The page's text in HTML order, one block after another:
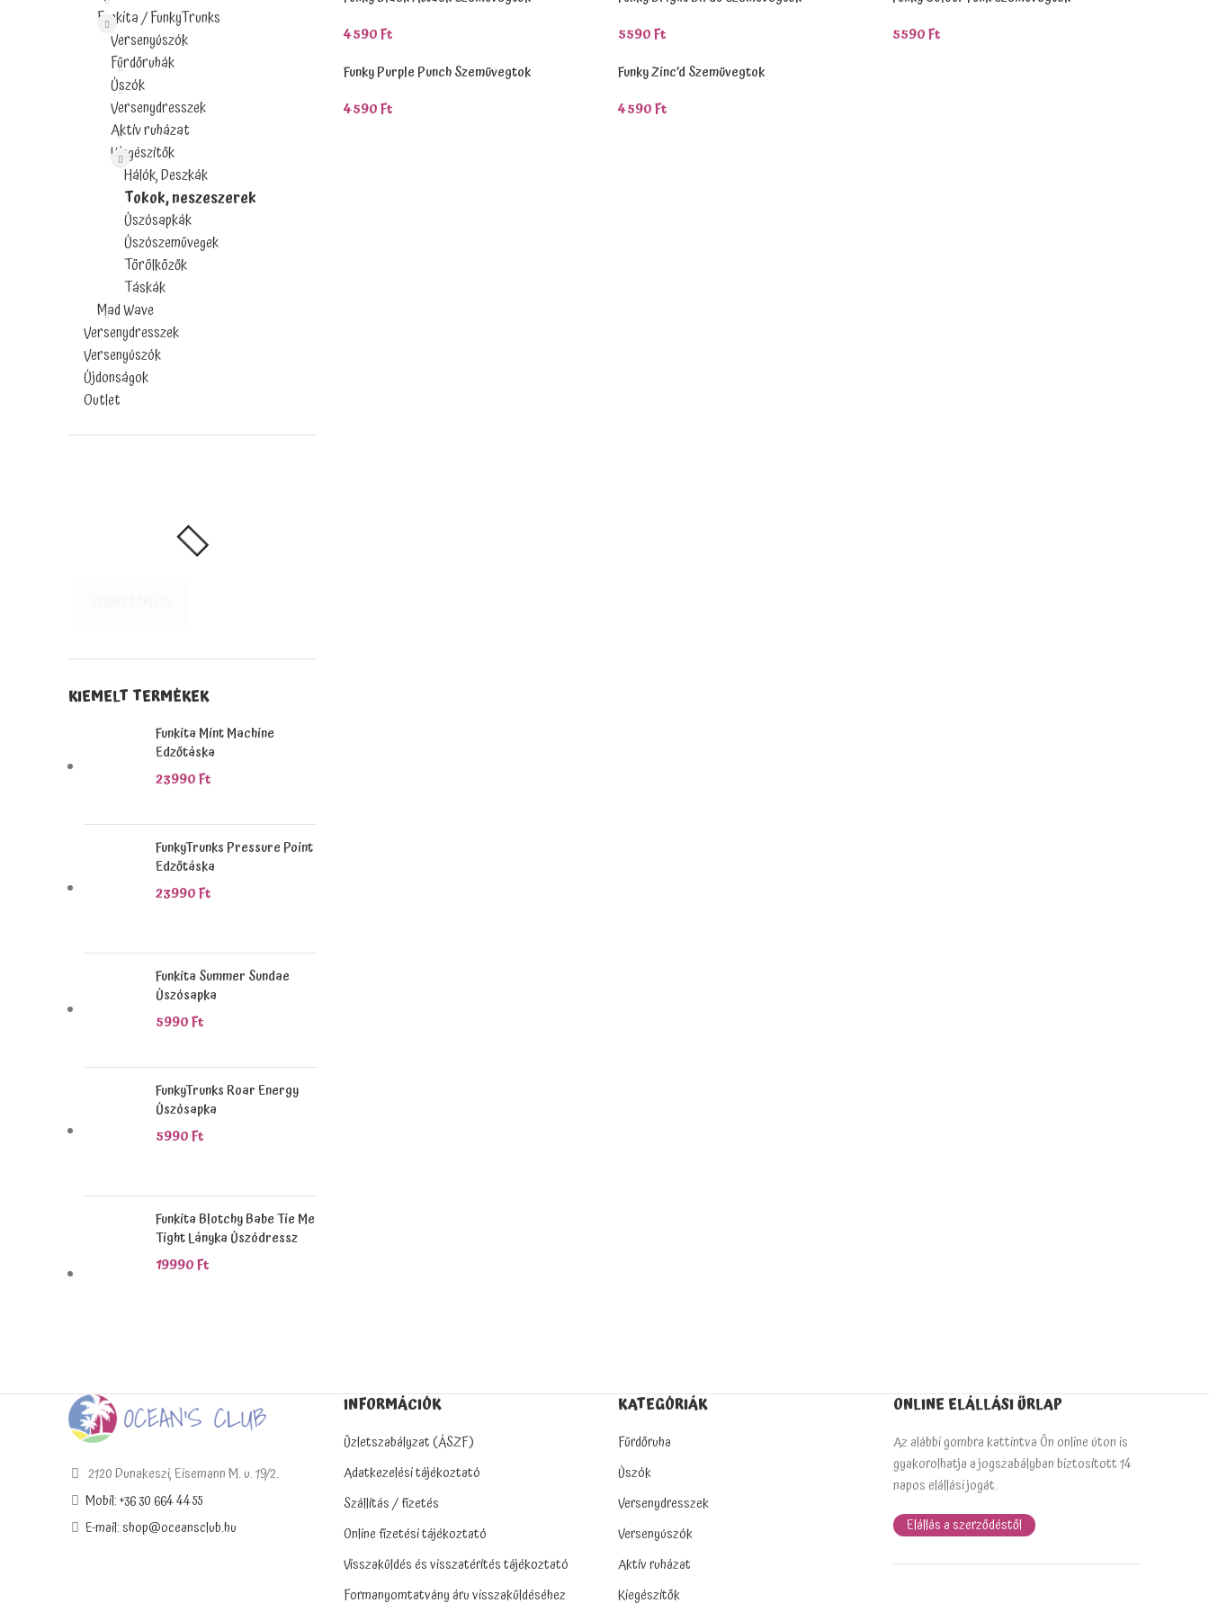
Funkita / FunkyTrunks
Versenyúszók
Fürdőruhák
Úszók
Versenydresszek
Aktív ruházat
Kiegészítők
Hálók, Deszkák
Tokok, neszeszerek
Úszósapkák
Úszószemüvegek
Törölközők
Táskák
Mad Wave
Versenydresszek
Versenyúszók
Újdonságok
Outlet
KIEMELT TERMÉKEK
Funkita Mint Machine
Edzőtáska
23990Ft
FunkyTrunks Pressure Point
Edzőtáska
23990Ft
Funkita Summer Sundae
Úszósapka
5990Ft
FunkyTrunks Roar Energy
Úszósapka
5990Ft
Funkita Blotchy Babe Tie Me
Tight Lányka Úszódressz
19990Ft
4590Ft
5590Ft
5590Ft
Funky Purple Punch Szemüvegtok
4590Ft
Funky Zinc’d Szemüvegtok
4590Ft
2120 Dunakeszi, Eisemann M. u. 19/2.
Mobil: +36 30 664 4455
E-mail: shop@oceansclub.hu
INFORMÁCIÓK
Üzletszabályzat (ÁSZF)
Adatkezelési tájékoztató
Szállítás / fizetés
Online fizetési tájékoztató
Visszaküldés és visszatérítés tájékoztató
Formanyomtatvány áru visszaküldéséhez
KATEGÓRIÁK
Fürdőruha
Úszók
Versenydresszek
Versenyúszók
Aktív ruházat
Kiegészítők
ONLINE ELÁLLÁSI ŰRLAP
Az alábbi gombra kattintva Ön online úton is
gyakorolhatja a jogszabályban biztosított 14
napos elállási jogát.
Elállás a szerződéstől